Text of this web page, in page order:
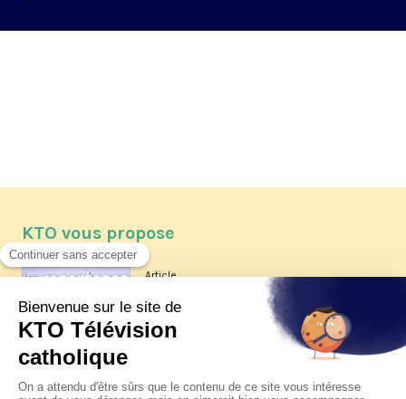
KTO vous propose
Article
Les reportages d'été 2026 de KTO
La visite pastorale du pape Léon
XIV à Assise à suivre sur KTO le